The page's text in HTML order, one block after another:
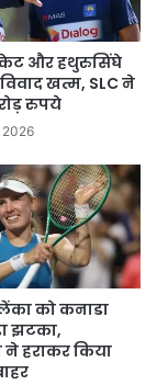
और हथुरुसिंघे
खत्म, SLC ने
रुपये
2026
को कनाडा
झटका,
ने हराकर किया